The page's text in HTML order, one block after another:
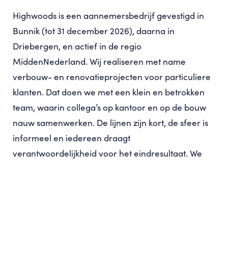
Highwoods is een aannemersbedrijf gevestigd in
Bunnik (tot 31 december 2026), daarna in
Driebergen, en actief in de regio
MiddenNederland. Wij realiseren met name
verbouw- en renovatieprojecten voor particuliere
klanten. Dat doen we met een klein en betrokken
team, waarin collega’s op kantoor en op de bouw
nauw samenwerken. De lijnen zijn kort, de sfeer is
informeel en iedereen draagt
verantwoordelijkheid voor het eindresultaat. We